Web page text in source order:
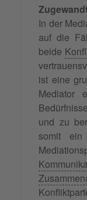
In der
auf die
beide
ist eine
Mediator
und zu
somit ein